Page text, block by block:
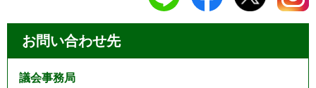
お問い合わせ先
議会事務局